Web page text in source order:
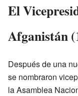
El
Afganistán
Después de una
se nombraron
la Asamblea